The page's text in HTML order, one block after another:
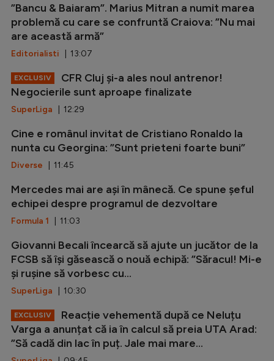
”Bancu & Baiaram”. Marius Mitran a numit marea
problemă cu care se confruntă Craiova: ”Nu mai
are această armă”
Editorialisti | 13:07
EXCLUSIV
CFR Cluj și-a ales noul antrenor!
Negocierile sunt aproape finalizate
SuperLiga | 12:29
Cine e românul invitat de Cristiano Ronaldo la
nunta cu Georgina: ”Sunt prieteni foarte buni”
Diverse | 11:45
Mercedes mai are ași în mânecă. Ce spune șeful
echipei despre programul de dezvoltare
Formula 1 | 11:03
Giovanni Becali încearcă să ajute un jucător de la
FCSB să își găsească o nouă echipă: ”Săracul! Mi-e
și rușine să vorbesc cu...
SuperLiga | 10:30
EXCLUSIV
Reacție vehementă după ce Neluțu
Varga a anunțat că ia în calcul să preia UTA Arad:
”Să cadă din lac în puț. Jale mai mare...